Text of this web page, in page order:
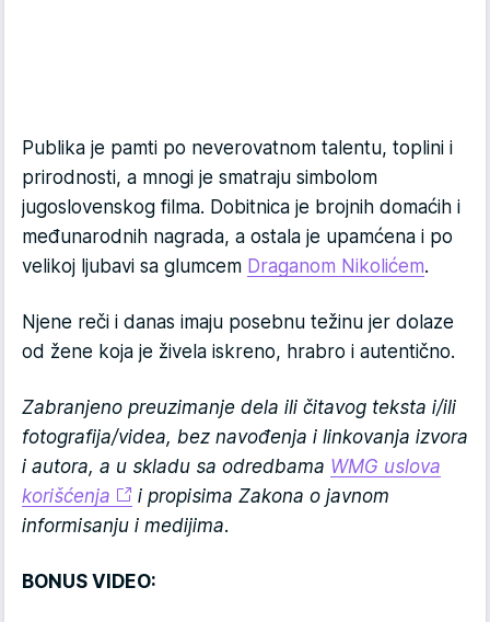
Publika je pamti po neverovatnom talentu, toplini i
prirodnosti, a mnogi je smatraju simbolom
jugoslovenskog filma. Dobitnica je brojnih domaćih i
međunarodnih nagrada, a ostala je upamćena i po
velikoj ljubavi sa glumcem Draganom Nikolićem.
Njene reči i danas imaju posebnu težinu jer dolaze
od žene koja je živela iskreno, hrabro i autentično.
Zabranjeno preuzimanje dela ili čitavog teksta i/ili
fotografija/videa, bez navođenja i linkovanja izvora
i autora, a u skladu sa odredbama WMG uslova
korišćenja
i propisima Zakona o javnom
informisanju i medijima.
BONUS VIDEO: